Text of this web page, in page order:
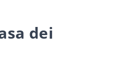
dei